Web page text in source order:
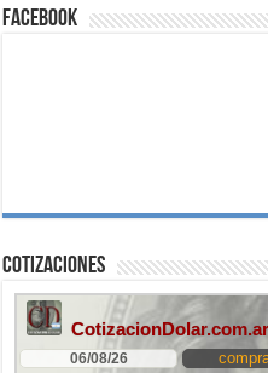
Facebook
Cotizaciones